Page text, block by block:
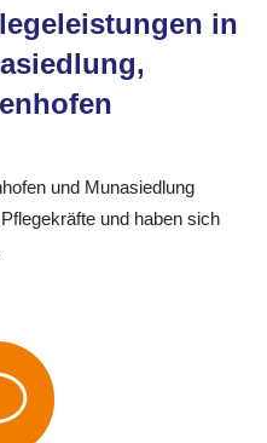
in
und Munasiedlung
und haben sich